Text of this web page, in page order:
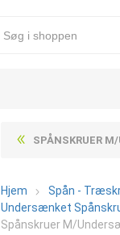
SPÅNSKRUER M/UNDERSÆNKET TORX HOVED, FULDGEVIND
Hjem Spån -
Undersænket
Spånskruer M/